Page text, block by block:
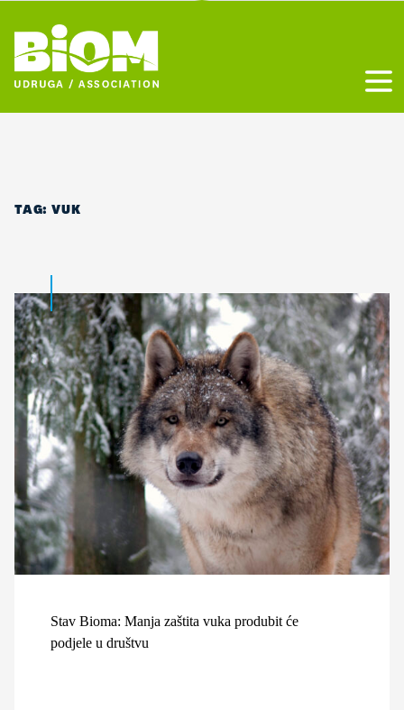
TAG: VUK
Stav Bioma: Manja zaštita vuka produbit će
podjele u društvu